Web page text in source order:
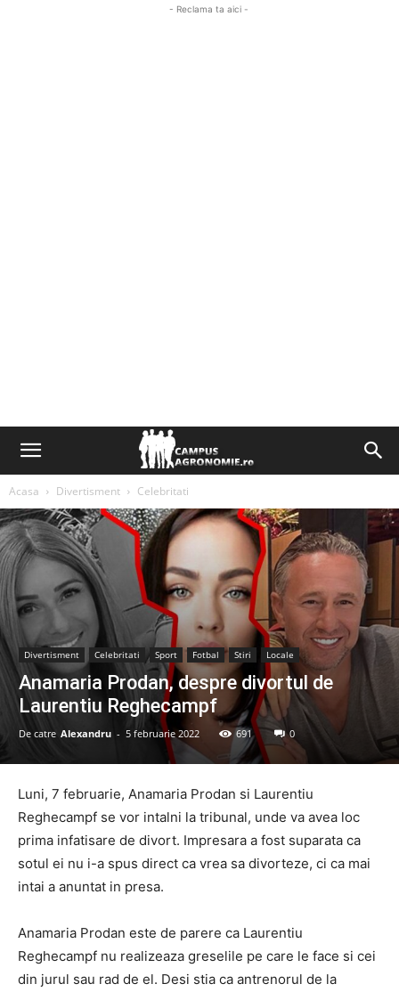
- Reclama ta aici -
Acasa Divertisment Celebritati
Divertisment Celebritati Sport Fotbal Stiri Locale
Anamaria Prodan, despre divortul de
Laurentiu Reghecampf
De catre Alexandru - 5 februarie 2022 691 0
Luni, 7 februarie, Anamaria Prodan si Laurentiu
Reghecampf se vor intalni la tribunal, unde va avea loc
prima infatisare de divort. Impresara a fost suparata ca
sotul ei nu i-a spus direct ca vrea sa divorteze, ci ca mai
intai a anuntat in presa.
Anamaria Prodan este de parere ca Laurentiu
Reghecampf nu realizeaza greselile pe care le face si cei
din jurul sau rad de el. Desi stia ca antrenorul de la